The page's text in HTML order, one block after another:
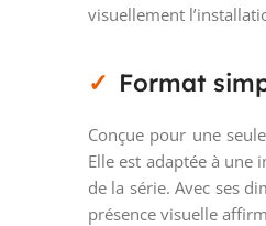
visuellement
Format
Conçue pour une
Elle est adaptée à
de la série. Avec ses
présence visuelle